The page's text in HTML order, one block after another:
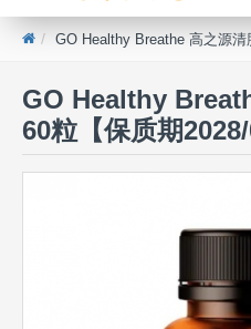
GO Healthy Breathe 高之源清
GO Healthy
60粒【保质期2028/